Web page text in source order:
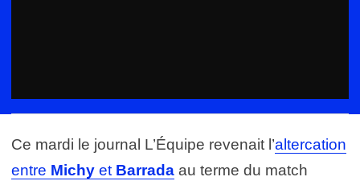
Ce mardi le journal L’Équipe revenait l’altercation
entre Michy et Barrada au terme du match